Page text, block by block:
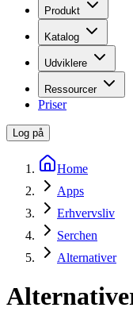
Produkt
Katalog
Udviklere
Ressourcer
Priser
Log på
Home
Apps
Erhvervsliv
Serchen
Alternativer